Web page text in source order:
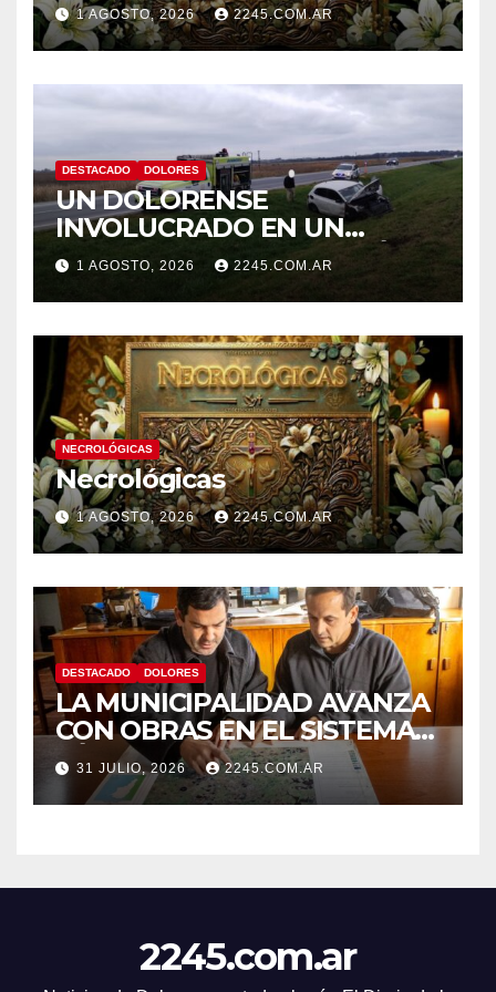
1 AGOSTO, 2026 2245.COM.AR
DESTACADO DOLORES
UN DOLORENSE
INVOLUCRADO EN UN
SINIESTRO QUE TERMINÓ
CON DESPISTE Y VUELCO
1 AGOSTO, 2026 2245.COM.AR
NECROLÓGICAS
Necrológicas
1 AGOSTO, 2026 2245.COM.AR
DESTACADO DOLORES
LA MUNICIPALIDAD AVANZA
CON OBRAS EN EL SISTEMA
HÍDRICO DE DOLORES
31 JULIO, 2026 2245.COM.AR
2245.com.ar